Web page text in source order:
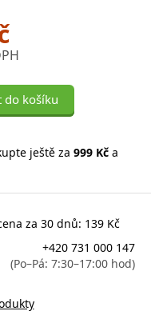
do košíku
ještě za 999 Kč a
za 30 dnů: 139 Kč
+420 731 000 147
(Po–Pá: 7:30–17:00 hod)